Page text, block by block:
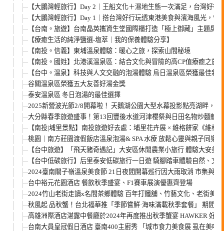
【大鵬灣輕旅行】Day 2｜王船文化＋濕地生態一次滿足，台灣好行
【大鵬灣輕旅行】Day 1｜搭台灣好行玩透東港美食與濱海風光，懶
【台南。旅遊】台南晶英攜資生堂國際櫃打造「極上御藏」主題房
【療癒生活的純淨鹽選-塩萃｜我的保養體驗分享】
【南投。信義】東埔溫泉體驗：暖心之旅，探索山間秘境
【南投。國姓】北港溪溫泉區：結合文化與冒險的高CP值療癒之旅
【台中。溫泉】科技與人文交融的泡湯體驗 烏日溫泉區榮獲最佳新
谷關溫泉區榮獲五大友善好湯金獎
泰安溫泉區 冬日泡湯的最佳選擇
2025新營波光節2/8開幕啦！ 天鵝湖公園大型水幕投影點亮湖畔，漫
大分縣春季旅遊盛事！第13回豐後水道河津櫻祭與日田名物炒麵魅
【南投|埔里景點】南投旅遊好去處：埔里花卉展 × 維格餅家《維格
桃園｜南方莊園渡假飯店溫泉泡湯& SPA 水療 放鬆心靈與親子同樂
【台中旅遊】「飛天豬奇遇記」大安區休閒農業小旅行 體驗大安美
【台中低碳旅行】后里泰安低碳旅行一日遊 騎腳踏車體驗自然、文
2024臺南關子嶺溫泉美食節 21日夜間開幕巡行因大雨取消 市集與舞
台中裕元花園酒店 餐飲秋季盛宴、F1賽車展演優惠齊登場
2024竹山老街走讀x名間茶鄉體驗 百年打鐵舖、竹藝文化、老街美
秋風起 品秋蟹！台北福華推「季節嘗鮮·海味滿載秋季套餐」 期間
高雄洲際酒店湛露中餐廳於2024年再度推出秋季蟹宴 HAWKER 好
台南大員皇冠假日酒店 臺南400主廚秀 「城市食力美食展 虱在美味